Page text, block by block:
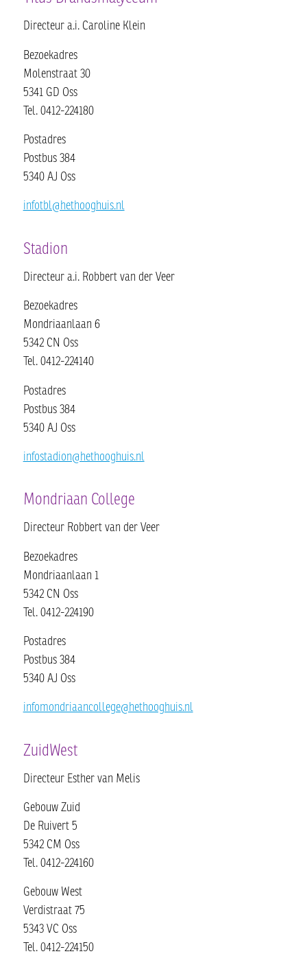
Directeur a.i. Caroline Klein
Bezoekadres
Molenstraat 30
5341 GD Oss
Tel. 0412-224180
Postadres
Postbus 384
5340 AJ Oss
infotbl@hethooghuis.nl
Stadion
Directeur a.i. Robbert van der Veer
Bezoekadres
Mondriaanlaan 6
5342 CN Oss
Tel. 0412-224140
Postadres
Postbus 384
5340 AJ Oss
infostadion@hethooghuis.nl
Mondriaan College
Directeur Robbert van der Veer
Bezoekadres
Mondriaanlaan 1
5342 CN Oss
Tel. 0412-224190
Postadres
Postbus 384
5340 AJ Oss
infomondriaancollege@hethooghuis.nl
ZuidWest
Directeur Esther van Melis
Gebouw Zuid
De Ruivert 5
5342 CM Oss
Tel. 0412-224160
Gebouw West
Verdistraat 75
5343 VC Oss
Tel. 0412-224150